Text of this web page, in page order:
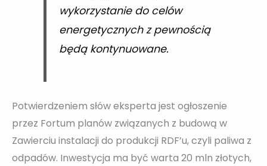
wykorzystanie do celów
energetycznych z pewnością
będą kontynuowane.
Potwierdzeniem słów eksperta jest ogłoszenie
przez Fortum planów związanych z budową w
Zawierciu instalacji do produkcji RDF’u, czyli paliwa z
odpadów. Inwestycja ma być warta 20 mln złotych,